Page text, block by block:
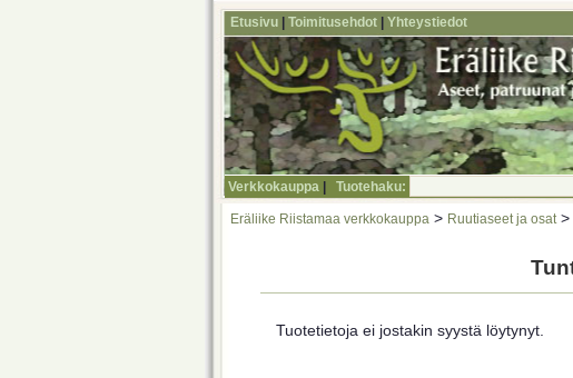
Etusivu Toimitusehdot Yhteystiedot
Verkkokauppa Tuotehaku:
Eräliike Riistamaa verkkokauppa > Ruutiaseet ja osat >
Tuotetietoja ei jostakin syystä löytynyt.